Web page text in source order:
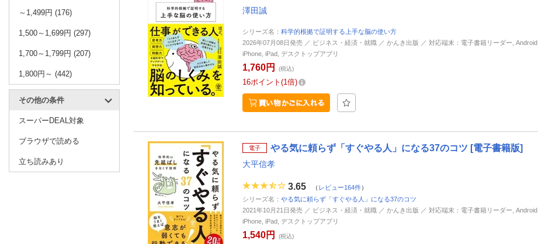
～1,499円 (176)
1,500～1,699円 (297)
1,700～1,799円 (207)
1,800円～ (442)
その他の条件
スーパーDEAL対象
ブラウザで読める
立ち読みあり
澤田誠
シリーズ名： 科学的根拠で証明する上手な脳の使い方
2026年07月08日発売 ／ ビジネス・経済・就職 ／ かんき出版 ／ 対応端末：電子書籍リーダー, Android,
iPhone, iPad, デスクトップアプリ
1,760円 (税込)
16ポイント 1倍
電子 やる気に頼らず「すぐやる人」になる37のコツ [電子書籍版]
大平信孝
3.65 （ レビュー164件）
シリーズ名： やる気に頼らず「すぐやる人」になる37のコツ
2021年10月21日発売 ／ ビジネス・経済・就職 ／ かんき出版 ／ 対応端末：電子書籍リーダー, Android,
iPhone, iPad, デスクトップアプリ
1,540円 (税込)